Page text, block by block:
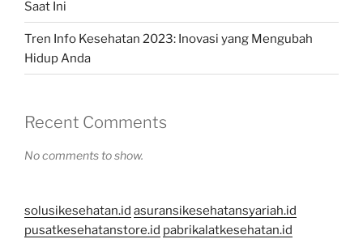
Saat Ini
Tren Info Kesehatan 2023: Inovasi yang Mengubah
Hidup Anda
Recent Comments
No comments to show.
solusikesehatan.id asuransikesehatansyariah.id
pusatkesehatanstore.id pabrikalatkesehatan.id